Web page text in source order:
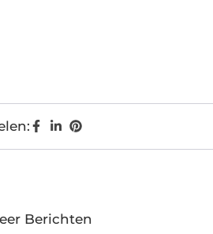
Berichten